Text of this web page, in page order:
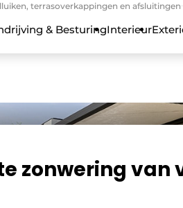
terrasoverkappingen en afsluitingen
& BesturingInterieur
zonwering van